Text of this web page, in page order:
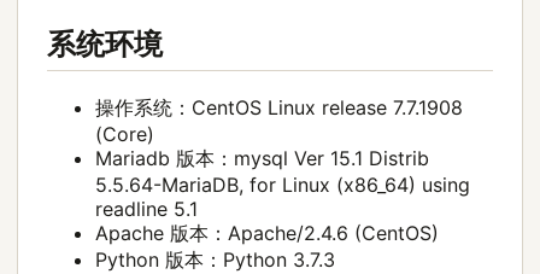
系统环境
操作系统：CentOS Linux release 7.7.1908
(Core)
Mariadb 版本：mysql Ver 15.1 Distrib
5.5.64-MariaDB, for Linux (x86_64) using
readline 5.1
Apache 版本：Apache/2.4.6 (CentOS)
Python 版本：Python 3.7.3